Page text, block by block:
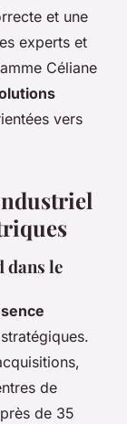
et une
experts et
Céliane
vers
dans le
de
de 35